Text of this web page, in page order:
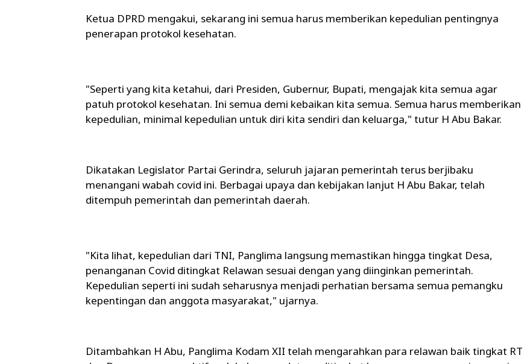
Ketua DPRD mengakui, sekarang ini semua harus memberikan kepedulian pentingnya
penerapan protokol kesehatan.
"Seperti yang kita ketahui, dari Presiden, Gubernur, Bupati, mengajak kita semua agar
patuh protokol kesehatan. Ini semua demi kebaikan kita semua. Semua harus memberikan
kepedulian, minimal kepedulian untuk diri kita sendiri dan keluarga," tutur H Abu Bakar.
Dikatakan Legislator Partai Gerindra, seluruh jajaran pemerintah terus berjibaku
menangani wabah covid ini. Berbagai upaya dan kebijakan lanjut H Abu Bakar, telah
ditempuh pemerintah dan pemerintah daerah.
"Kita lihat, kepedulian dari TNI, Panglima langsung memastikan hingga tingkat Desa,
penanganan Covid ditingkat Relawan sesuai dengan yang diinginkan pemerintah.
Kepedulian seperti ini sudah seharusnya menjadi perhatian bersama semua pemangku
kepentingan dan anggota masyarakat," ujarnya.
Ditambahkan H Abu, Panglima Kodam XII telah mengarahkan para relawan baik tingkat RT